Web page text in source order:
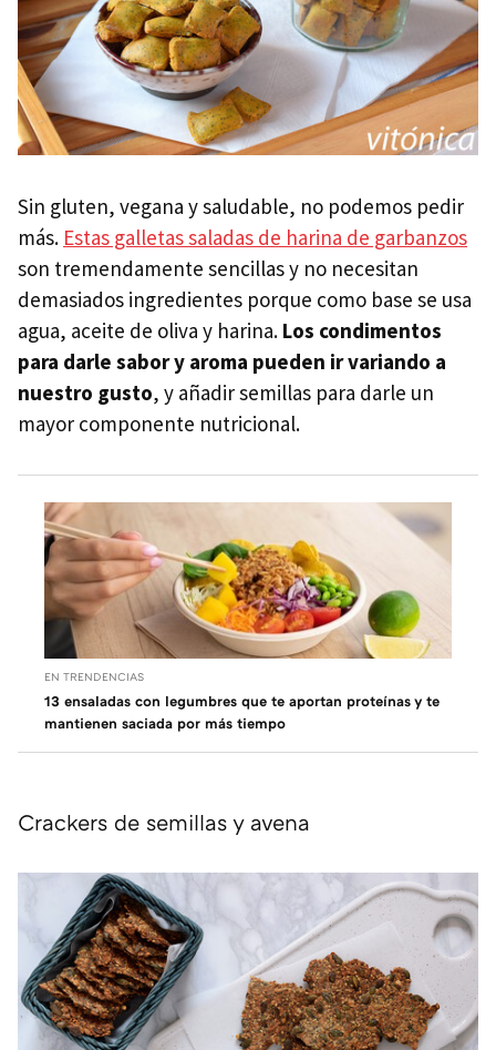
Sin gluten, vegana y saludable, no podemos pedir
más. Estas galletas saladas de harina de garbanzos
son tremendamente sencillas y no necesitan
demasiados ingredientes porque como base se usa
agua, aceite de oliva y harina. Los condimentos
para darle sabor y aroma pueden ir variando a
nuestro gusto, y añadir semillas para darle un
mayor componente nutricional.
EN TRENDENCIAS
13 ensaladas con legumbres que te aportan proteínas y te
mantienen saciada por más tiempo
Crackers de semillas y avena